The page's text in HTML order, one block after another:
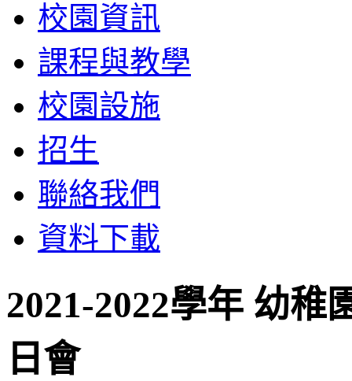
校園資訊
課程與教學
校園設施
招生
聯絡我們
資料下載
2021-2022學年 幼
日會